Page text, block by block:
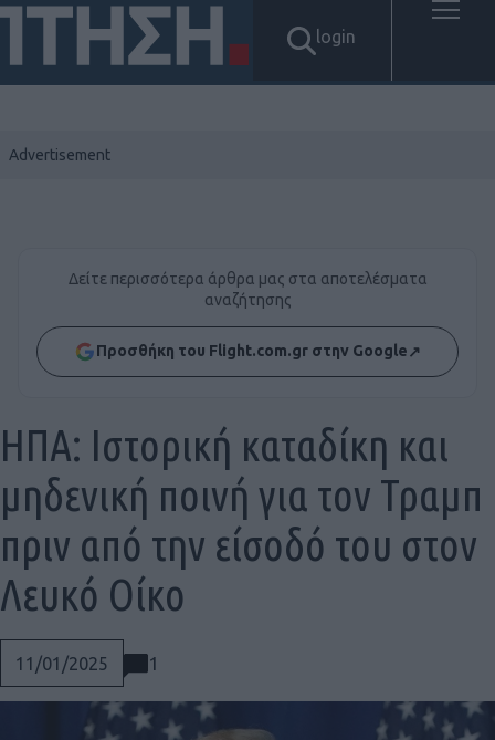
login
Δείτε περισσότερα άρθρα μας στα αποτελέσματα
αναζήτησης
Προσθήκη του Flight.com.gr στην Google↗
11/01/2025 1
ΗΠΑ: Ιστορική καταδίκη και
μηδενική ποινή για τον Τραμπ
πριν από την είσοδό του στον
Λευκό Οίκο